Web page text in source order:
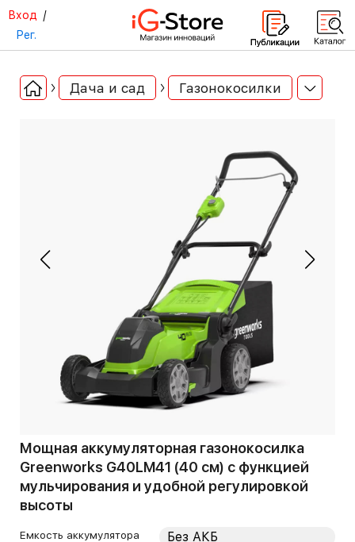
Вход /
Рег.
Дача и сад Газонокосилки
Мощная аккумуляторная газонокосилка
Greenworks G40LM41 (40 см) с функцией
мульчирования и удобной регулировкой
высоты
Емкость аккумулятора